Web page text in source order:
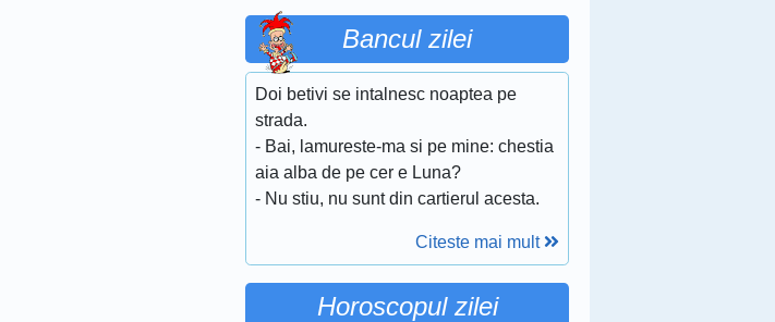
Bancul zilei
Doi betivi se intalnesc noaptea pe
strada.
- Bai, lamureste-ma si pe mine: chestia
aia alba de pe cer e Luna?
- Nu stiu, nu sunt din cartierul acesta.
Citeste mai mult
Horoscopul zilei